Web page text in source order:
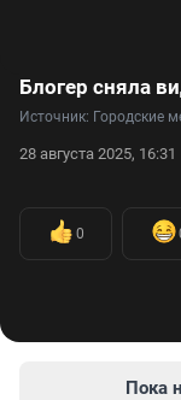
Источник: Городские
28 августа 2025, 16:31
0
Пока